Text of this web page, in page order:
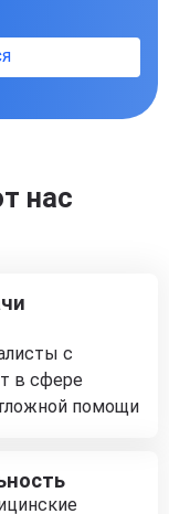
нас
с
в сфере
помощи